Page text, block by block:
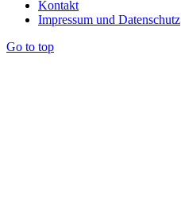
Kontakt
Impressum und Datenschutz
Go to top